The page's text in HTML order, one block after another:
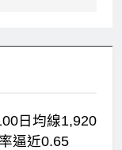
日均線1,920
逼近0.65